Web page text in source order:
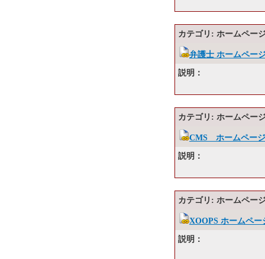
カテゴリ: ホームペー
弁護士 ホームペー
説明：
カテゴリ: ホームペー
CMS ホームペー
説明：
カテゴリ: ホームペー
XOOPS ホームペ
説明：